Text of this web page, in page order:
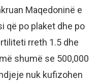
Maqedoninë e
që po plaket dhe po
rreth 1.5 dhe
shumë se 500,000
nuk kufizohen